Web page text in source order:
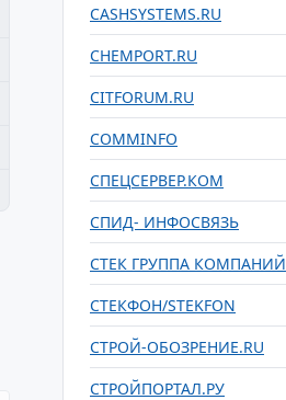
CASHSYSTEMS.RU
CHEMPORT.RU
CITFORUM.RU
COMMINFO
СПЕЦСЕРВЕР.КОМ
СПИД- ИНФОСВЯЗЬ
СТЕК ГРУППА КОМПАНИЙ
СТЕКФОН/STEKFON
СТРОЙ-ОБОЗРЕНИЕ.RU
СТРОЙПОРТАЛ.РУ